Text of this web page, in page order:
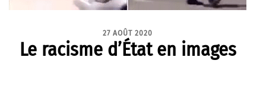
27 AOÛT 2020
Le racisme d’État en images